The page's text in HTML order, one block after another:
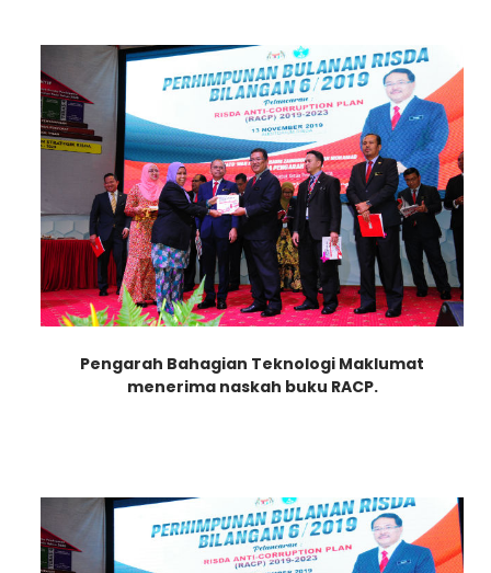
Pengarah Bahagian Teknologi Maklumat
menerima naskah buku RACP.